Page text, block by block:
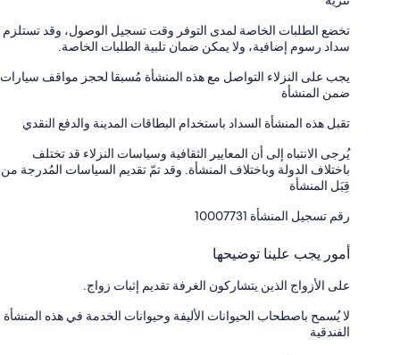
تخضع الطلبات الخاصة لمدى التوفر وقت تسجيل الوصول، وقد تستلزم
سداد رسوم إضافية، ولا يمكن ضمان تلبية الطلبات الخاصة.
يجب على النزلاء التواصل مع هذه المنشأة مُسبقا لحجز مواقف سيارات
ضمن المنشأة
تقبل هذه المنشأة السداد باستخدام البطاقات المدينة والدفع النقدي
يُرجى الانتباه إلى أن المعايير الثقافية وسياسات النزلاء قد تختلف
باختلاف الدولة وباختلاف المنشأة. وقد تمّ تقديم السياسات المُدرجة من
قِبَل المنشأة
رقم تسجيل المنشأة ⁦10007731⁩
أمور يجب علينا توضيحها
على الأزواج الذين يتشاركون الغرفة تقديم إثبات زواج.
لا يُسمح باصطحاب الحيوانات الأليفة وحيوانات الخدمة في هذه المنشأة
الفندقية